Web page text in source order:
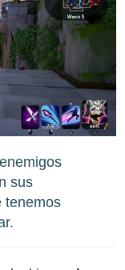
sus
tenemos